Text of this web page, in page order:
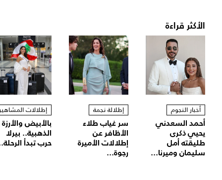
الأكثر قراءة
أخبار النجوم
أحمد السعدني
يحيي ذكرى
طليقته أمل
سليمان وميرنا...
إطلالة نجمة
سر غياب طلاء
الأظافر عن
إطلالات الأميرة
رجوة...
إطلالات
بالأبيض والأرزة
الذهبية.. بيرلا
حرب تبدأ